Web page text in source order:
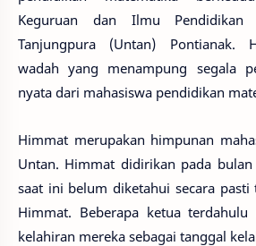
Keguruan dan Ilmu Pendidikan
Tanjungpura (Untan) Pontianak.
wadah yang menampung segala
nyata dari mahasiswa pendidikan
Himmat merupakan himpunan
Untan. Himmat didirikan pada
saat ini belum diketahui secara
Himmat. Beberapa ketua terdahulu
kelahiran mereka sebagai tanggal